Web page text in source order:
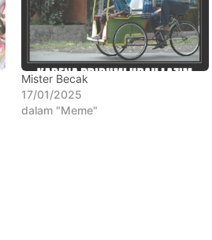
Mister Becak
17/01/2025
dalam "Meme"